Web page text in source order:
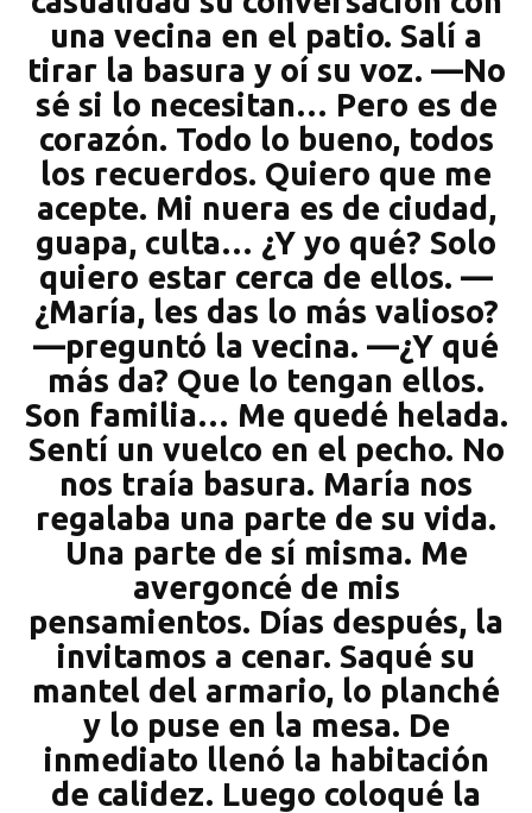
una vecina en el patio. Salí a
tirar la basura y oí su voz. —No
sé si lo necesitan… Pero es de
corazón. Todo lo bueno, todos
los recuerdos. Quiero que me
acepte. Mi nuera es de ciudad,
guapa, culta… ¿Y yo qué? Solo
quiero estar cerca de ellos. —
¿María, les das lo más valioso?
—preguntó la vecina. —¿Y qué
más da? Que lo tengan ellos.
Son familia… Me quedé helada.
Sentí un vuelco en el pecho. No
nos traía basura. María nos
regalaba una parte de su vida.
Una parte de sí misma. Me
avergoncé de mis
pensamientos. Días después, la
invitamos a cenar. Saqué su
mantel del armario, lo planché
y lo puse en la mesa. De
inmediato llenó la habitación
de calidez. Luego coloqué la